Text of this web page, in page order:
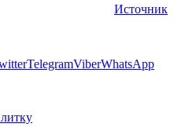
Источник
TelegramViberWhatsApp